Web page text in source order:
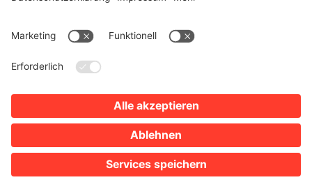
TRAURINGE
Ringladen
Google Maps
Öffnungszeiten anzeigen
Kirchbrunnenstraße